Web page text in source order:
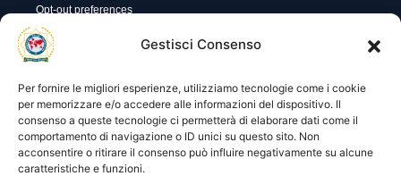
Gestisci Consenso
Per fornire le migliori esperienze, utilizziamo tecnologie come i cookie
per memorizzare e/o accedere alle informazioni del dispositivo. Il
consenso a queste tecnologie ci permetterà di elaborare dati come il
comportamento di navigazione o ID unici su questo sito. Non
acconsentire o ritirare il consenso può influire negativamente su alcune
caratteristiche e funzioni.
Opt-out preferences
Utility
Visite di oggi: 20
Visite totali: 13586
Area gestione